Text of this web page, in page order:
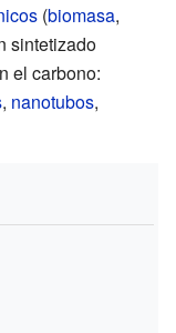
(biomasa,
sintetizado
el carbono:
, nanotubos,